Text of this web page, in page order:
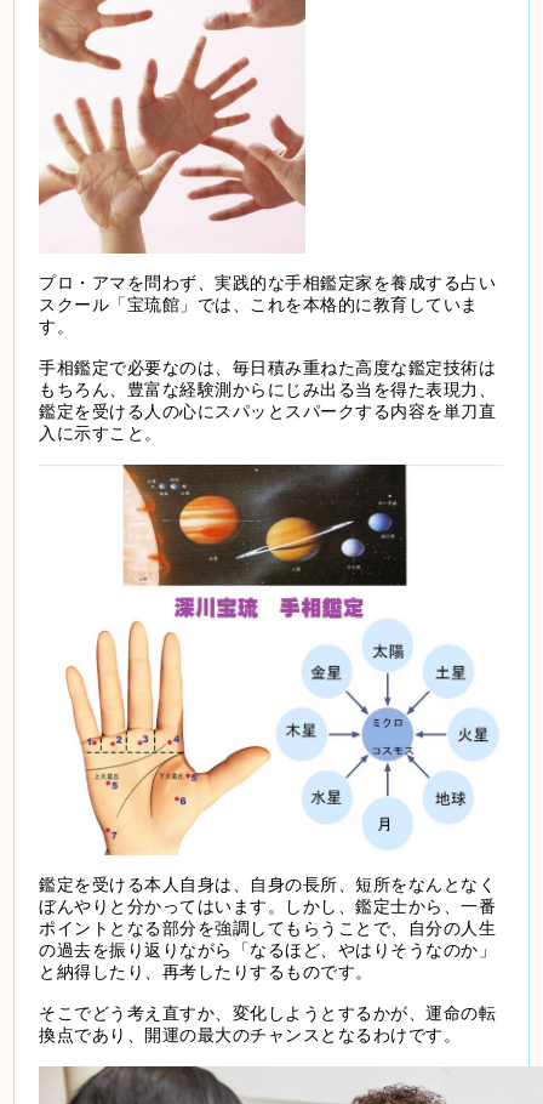
プロ・アマを問わず、実践的な手相鑑定家を養成する占い
スクール「宝琉館」では、これを本格的に教育していま
す。
手相鑑定で必要なのは、毎日積み重ねた高度な鑑定技術は
もちろん、豊富な経験測からにじみ出る当を得た表現力、
鑑定を受ける人の心にスパッとスパークする内容を単刀直
入に示すこと。
鑑定を受ける本人自身は、自身の長所 、短所をなんとなく
ぼんやりと分かってはいます。しかし、鑑定士から、一番
ポイントとなる部分を強調してもらうことで、自分の人生
の過去を振り返りながら「なるほど、やはりそうなのか」
と納得したり、再考したりするものです。
そこでどう考え直すか、変化しようとするかが、運命の転
換点であり、開運の最大のチャンスとなるわけです。